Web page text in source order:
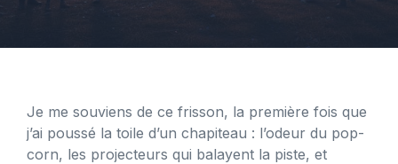
Je me souviens de ce frisson, la première fois que
j’ai poussé la toile d’un chapiteau : l’odeur du pop-
corn, les projecteurs qui balayent la piste, et